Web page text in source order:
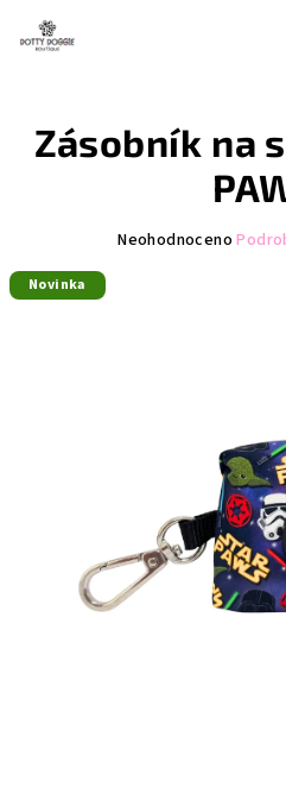
obsah
Zásobník na
Průměrné
Neohodnoceno
Novinka